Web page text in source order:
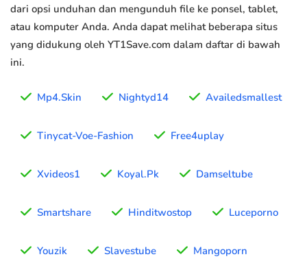
dari opsi unduhan dan mengunduh file ke ponsel, tablet,
atau komputer Anda. Anda dapat melihat beberapa situs
yang didukung oleh YT1Save.com dalam daftar di bawah
ini.
Mp4.Skin Nightyd14 Availedsmallest
Tinycat-Voe-Fashion Free4uplay
Xvideos1 Koyal.Pk Damseltube
Smartshare Hinditwostop Luceporno
Youzik Slavestube Mangoporn